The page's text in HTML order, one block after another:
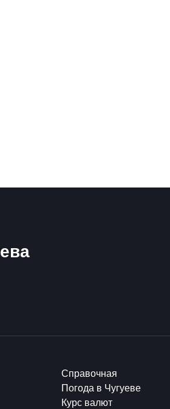
Справочная
Погода в Чугуеве
Курс валют